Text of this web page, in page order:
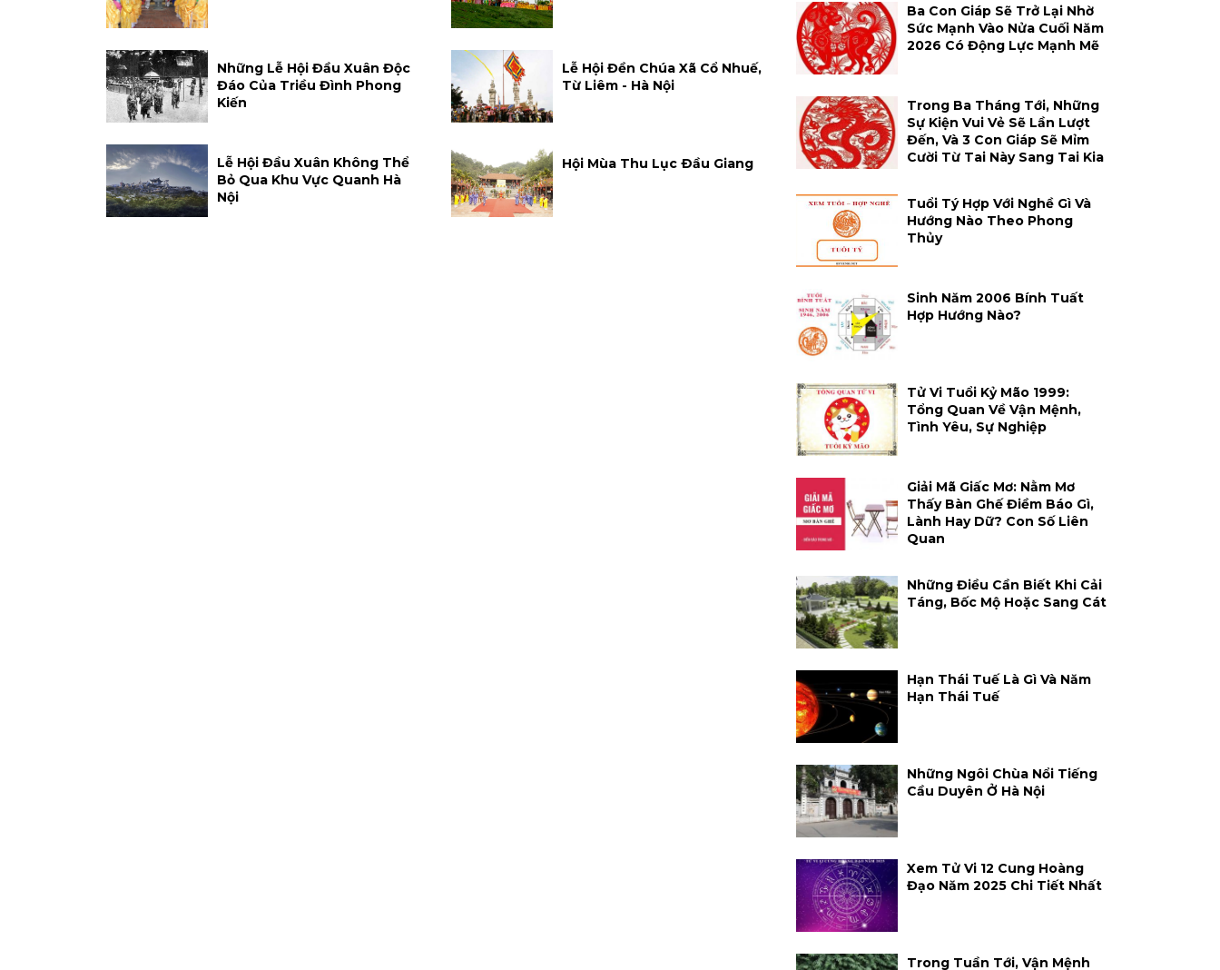
Những Lễ Hội Đầu Xuân Độc
Đáo Của Triều Đình Phong
Kiến
Lễ Hội Đầu Xuân Không Thể
Bỏ Qua Khu Vực Quanh Hà
Nội
Lễ Hội Đền Chúa Xã Cổ Nhuế,
Từ Liêm - Hà Nội
Hội Mùa Thu Lục Ðầu Giang
Ba Con Giáp Sẽ Trở Lại Nhờ
Sức Mạnh Vào Nửa Cuối Năm
2026 Có Động Lực Mạnh Mẽ
Trong Ba Tháng Tới, Những
Sự Kiện Vui Vẻ Sẽ Lần Lượt
Đến, Và 3 Con Giáp Sẽ Mỉm
Cười Từ Tai Này Sang Tai Kia
Tuổi Tý Hợp Với Nghề Gì Và
Hướng Nào Theo Phong
Thủy
Sinh Năm 2006 Bính Tuất
Hợp Hướng Nào?
Tử Vi Tuổi Kỷ Mão 1999:
Tổng Quan Về Vận Mệnh,
Tình Yêu, Sự Nghiệp
Giải Mã Giấc Mơ: Nằm Mơ
Thấy Bàn Ghế Điềm Báo Gì,
Lành Hay Dữ? Con Số Liên
Quan
Những Điều Cần Biết Khi Cải
Táng, Bốc Mộ Hoặc Sang Cát
Hạn Thái Tuế Là Gì Và Năm
Hạn Thái Tuế
Những Ngôi Chùa Nổi Tiếng
Cầu Duyên Ở Hà Nội
Xem Tử Vi 12 Cung Hoàng
Đạo Năm 2025 Chi Tiết Nhất
Trong Tuần Tới, Vận Mệnh